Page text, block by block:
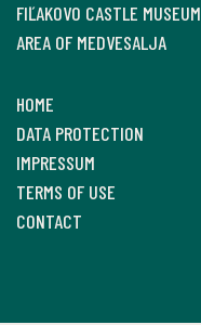
FIĽAKOVO CASTLE MUSEUM
AREA OF MEDVESALJA
HOME
DATA PROTECTION
IMPRESSUM
TERMS OF USE
CONTACT